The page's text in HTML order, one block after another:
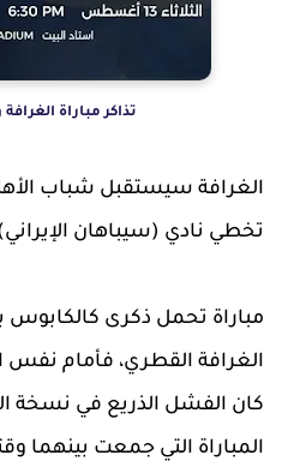
تذاكر مباراة
الغرافة سيستقبل شباب
تخطي نادي (سيباهان الإيراني)
مباراة تحمل ذكرى
الغرافة القطري، فأمام نفس
المباراة التي جمعت بينهما